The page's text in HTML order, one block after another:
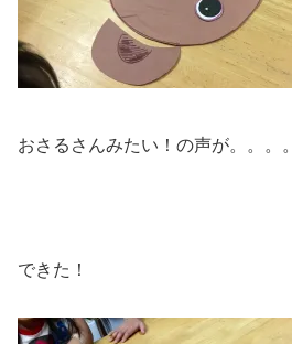
おさるさんみたい！の声が。。。。
できた！